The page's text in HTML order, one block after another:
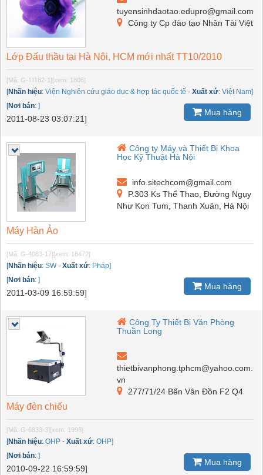
tuyensinhdaotao.edupro@gmail.com
Công ty Cp đào tạo Nhân Tài Việt
Lớp Đấu thầu tại Hà Nội, HCM mới nhất TT10/2010
[Mã: G-11182-1] [xem: 1806]
[Nhãn hiệu: Viện Nghiên cứu giáo dục & hợp tác quốc tế - Xuất xứ: Việt Nam]
[Nơi bán: ]
2011-08-23 03:07:21]
Mua hàng
Công ty Máy và Thiết Bị Khoa
Học Kỹ Thuật Hà Nội
info.sitechcom@gmail.com
P.303 Ks Thể Thao, Đường Ngụy
Như Kon Tum, Thanh Xuân, Hà Nội
Máy Hàn Ảo
[Mã: G-4083-17] [xem: 18472]
[Nhãn hiệu: SW- Xuất xứ: Pháp]
[Nơi bán: ]
2011-03-09 16:59:59]
Mua hàng
Công Ty Thiết Bị Văn Phòng
Thuần Long
thietbivanphong.tphcm@yahoo.com.
vn
277/71/24 Bến Vân Đồn F2 Q4
Máy đèn chiếu
[Mã: G-6833-3] [xem: 1998]
[Nhãn hiệu: OHP - Xuất xứ: OHP]
[Nơi bán: ]
2010-09-22 16:59:59]
Mua hàng